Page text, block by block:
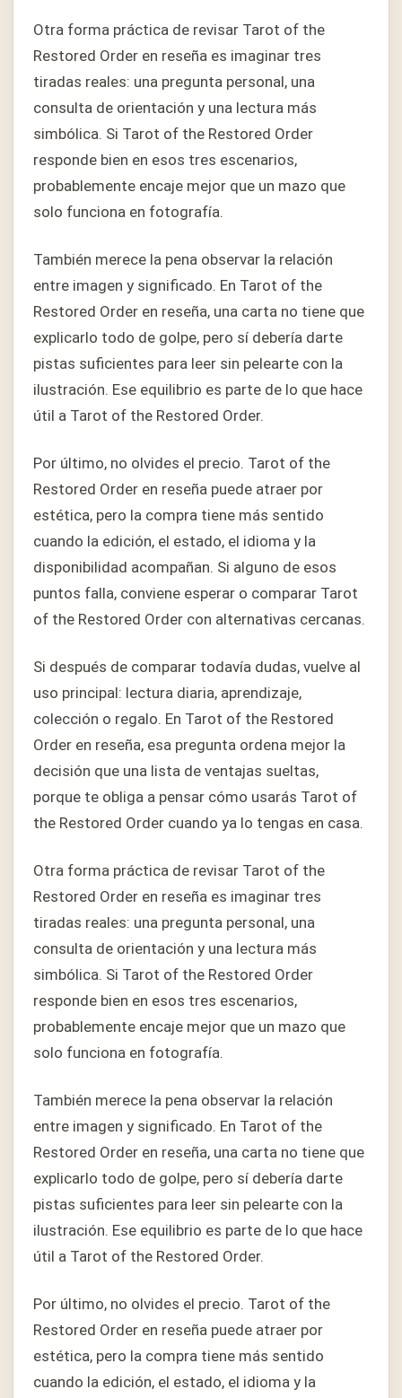
Otra forma práctica de revisar Tarot of the
Restored Order en reseña es imaginar tres
tiradas reales: una pregunta personal, una
consulta de orientación y una lectura más
simbólica. Si Tarot of the Restored Order
responde bien en esos tres escenarios,
probablemente encaje mejor que un mazo que
solo funciona en fotografía.
También merece la pena observar la relación
entre imagen y significado. En Tarot of the
Restored Order en reseña, una carta no tiene que
explicarlo todo de golpe, pero sí debería darte
pistas suficientes para leer sin pelearte con la
ilustración. Ese equilibrio es parte de lo que hace
útil a Tarot of the Restored Order.
Por último, no olvides el precio. Tarot of the
Restored Order en reseña puede atraer por
estética, pero la compra tiene más sentido
cuando la edición, el estado, el idioma y la
disponibilidad acompañan. Si alguno de esos
puntos falla, conviene esperar o comparar Tarot
of the Restored Order con alternativas cercanas.
Si después de comparar todavía dudas, vuelve al
uso principal: lectura diaria, aprendizaje,
colección o regalo. En Tarot of the Restored
Order en reseña, esa pregunta ordena mejor la
decisión que una lista de ventajas sueltas,
porque te obliga a pensar cómo usarás Tarot of
the Restored Order cuando ya lo tengas en casa.
Otra forma práctica de revisar Tarot of the
Restored Order en reseña es imaginar tres
tiradas reales: una pregunta personal, una
consulta de orientación y una lectura más
simbólica. Si Tarot of the Restored Order
responde bien en esos tres escenarios,
probablemente encaje mejor que un mazo que
solo funciona en fotografía.
También merece la pena observar la relación
entre imagen y significado. En Tarot of the
Restored Order en reseña, una carta no tiene que
explicarlo todo de golpe, pero sí debería darte
pistas suficientes para leer sin pelearte con la
ilustración. Ese equilibrio es parte de lo que hace
útil a Tarot of the Restored Order.
Por último, no olvides el precio. Tarot of the
Restored Order en reseña puede atraer por
estética, pero la compra tiene más sentido
cuando la edición, el estado, el idioma y la